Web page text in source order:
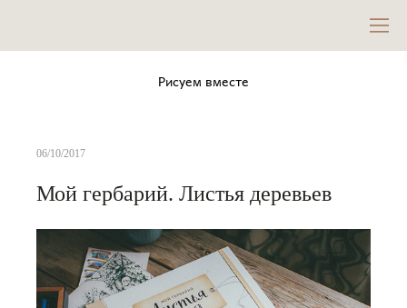
Рисуем вместе
Мой гербарий. Листья деревьев
06/10/2017